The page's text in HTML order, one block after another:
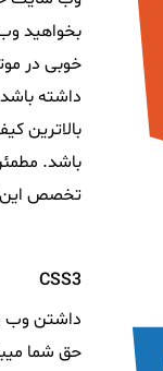
بخواهید
خوبی در
داشته باشد
بالاترین
باشد.
تخصص این
CSS3
داشتن وب